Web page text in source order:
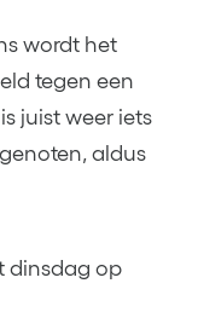
wordt het
tegen een
juist weer iets
aldus
dinsdag op